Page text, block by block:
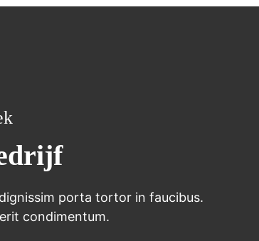
porta tortor in faucibus.
condimentum.